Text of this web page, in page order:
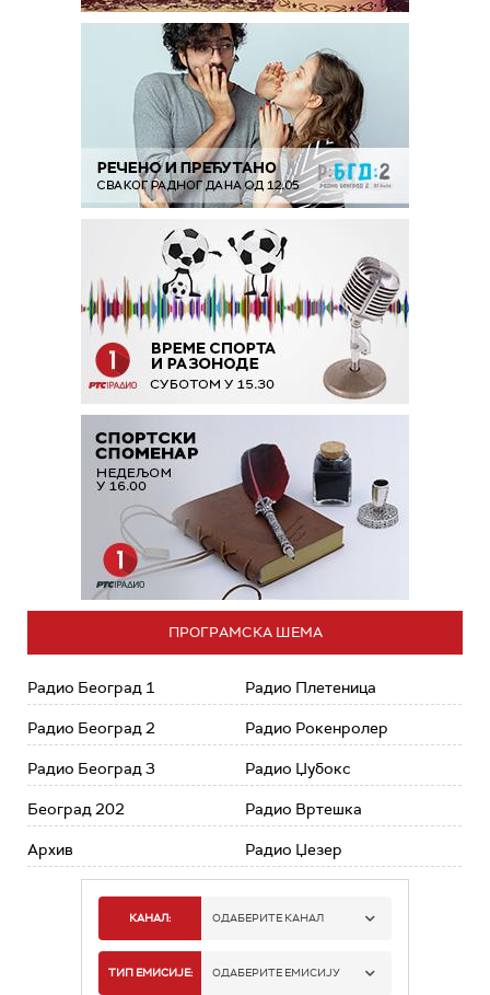
ПРОГРАМСКА ШЕМА
Радио Београд 1
Радио Београд 2
Радио Београд 3
Београд 202
Архив
Радио Плетеница
Радио Рокенролер
Радио Џубокс
Радио Вртешка
Радио Џезер
КАНАЛ: ОДАБЕРИТЕ КАНАЛ
РАДИО БЕОГРАД 1
ТИП ЕМИСИЈЕ: ОДАБЕРИТЕ ЕМИСИЈУ